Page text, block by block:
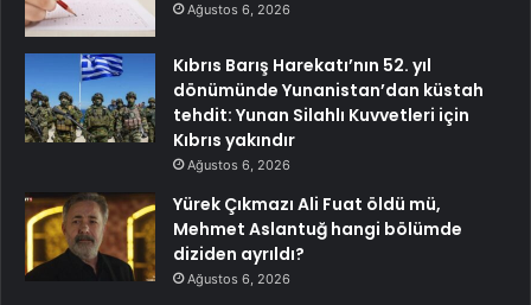
Ağustos 6, 2026
Kıbrıs Barış Harekatı’nın 52. yıl
dönümünde Yunanistan’dan küstah
tehdit: Yunan Silahlı Kuvvetleri için
Kıbrıs yakındır
Ağustos 6, 2026
Yürek Çıkmazı Ali Fuat öldü mü,
Mehmet Aslantuğ hangi bölümde
diziden ayrıldı?
Ağustos 6, 2026